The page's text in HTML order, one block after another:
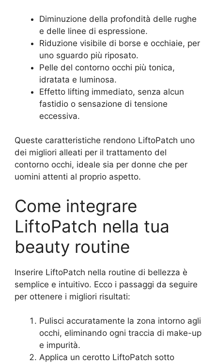
Diminuzione della profondità delle rughe
e delle linee di espressione.
Riduzione visibile di borse e occhiaie, per
uno sguardo più riposato.
Pelle del contorno occhi più tonica,
idratata e luminosa.
Effetto lifting immediato, senza alcun
fastidio o sensazione di tensione
eccessiva.
Queste caratteristiche rendono LiftoPatch uno
dei migliori alleati per il trattamento del
contorno occhi, ideale sia per donne che per
uomini attenti al proprio aspetto.
Come integrare
LiftoPatch nella tua
beauty routine
Inserire LiftoPatch nella routine di bellezza è
semplice e intuitivo. Ecco i passaggi da seguire
per ottenere i migliori risultati:
Pulisci accuratamente la zona intorno agli
occhi, eliminando ogni traccia di make-up
e impurità.
Applica un cerotto LiftoPatch sotto